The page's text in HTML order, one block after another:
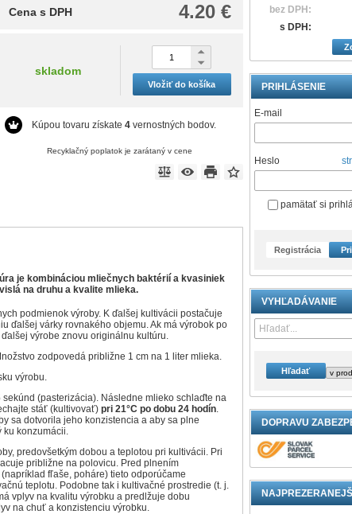
bez DPH:
s DPH:
PRIHLÁSENIE
E-mail
Heslo
pamätať si
Registrácia
VYHĽADÁVANIE
Hľadať
DOPRAVU
4.20 €
Cena s DPH
skladom
Vložiť do košíka
Kúpou tovaru získate4 vernostných bodov.
Recyklačný poplatok je zarátaný v cene
je kombináciou mliečnych baktérií a kvasiniek
na druhu a kvalite mlieka.
podmienok výroby. K ďalšej kultivácii postačuje
ďalšej várky rovnakého objemu. Ak má výrobok po
výrobe znovu originálnu kultúru.
zodpovedá približne 1 cm na 1 liter mlieka.
výrobu.
sekúnd (pasterizácia). Následne mlieko schlaďte na
stáť (kultivovať)pri 21°C po dobu 24 hodín.
sa dotvorila jeho konzistencia a aby sa plne
ku konzumácii.
predovšetkým dobou a teplotou pri kultivácii. Pri
približne na polovicu. Pred plnením
fľaše, poháre) tieto odporúčame
teplotu. Podobne tak i kultivačné prostredie (t. j.
vplyv na kvalitu výrobku a predlžuje dobu
na chuť a konzistenciu výrobku.